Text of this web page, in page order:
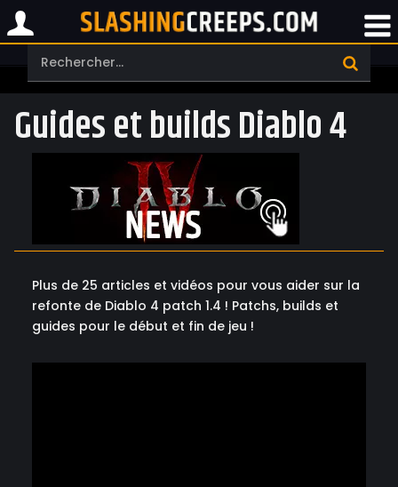
Guides et builds Diablo 4
Plus de 25 articles et vidéos pour vous aider sur la
refonte de Diablo 4 patch 1.4 ! Patchs, builds et
guides pour le début et fin de jeu !